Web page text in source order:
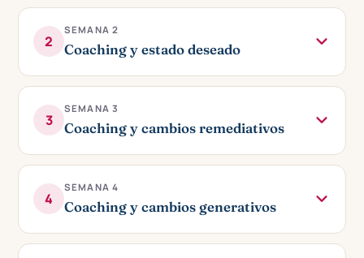
2
SEMANA 2
Coaching y estado deseado
3
SEMANA 3
Coaching y cambios remediativos
4
SEMANA 4
Coaching y cambios generativos